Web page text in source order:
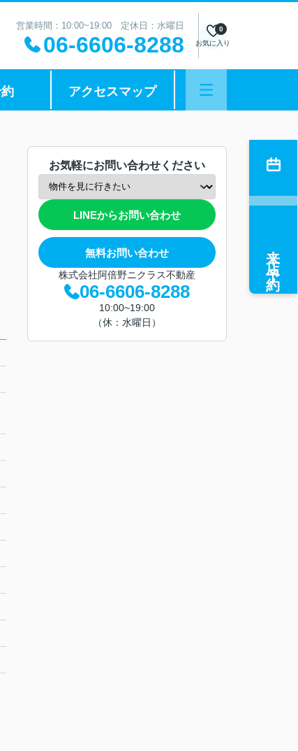
営業時間：10:00~19:00 定休日：水曜日
06-6606-8288 お気に入り
0
アクセスマップ
お気軽にお問い合わせください
LINEからお問い合わせ
無料お問い合わせ
株式会社阿倍野ニクラス不動産
06-6606-8288
10:00~19:00
（休：水曜日）
来店予約